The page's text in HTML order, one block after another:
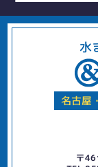
水
名古屋
〒